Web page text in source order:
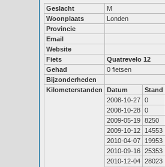
Geslacht
M
Woonplaats
Londen
Provincie
Email
Website
Fiets
Quatrevelo 12
Gehad
0 fietsen
Bijzonderheden
Kilometerstanden
Datum Stand
2008-10-27 0
2008-10-28 0
2009-05-19 8250
2009-10-12
14553
2010-04-07
19953
2010-09-16 25353
2010-12-04 28023